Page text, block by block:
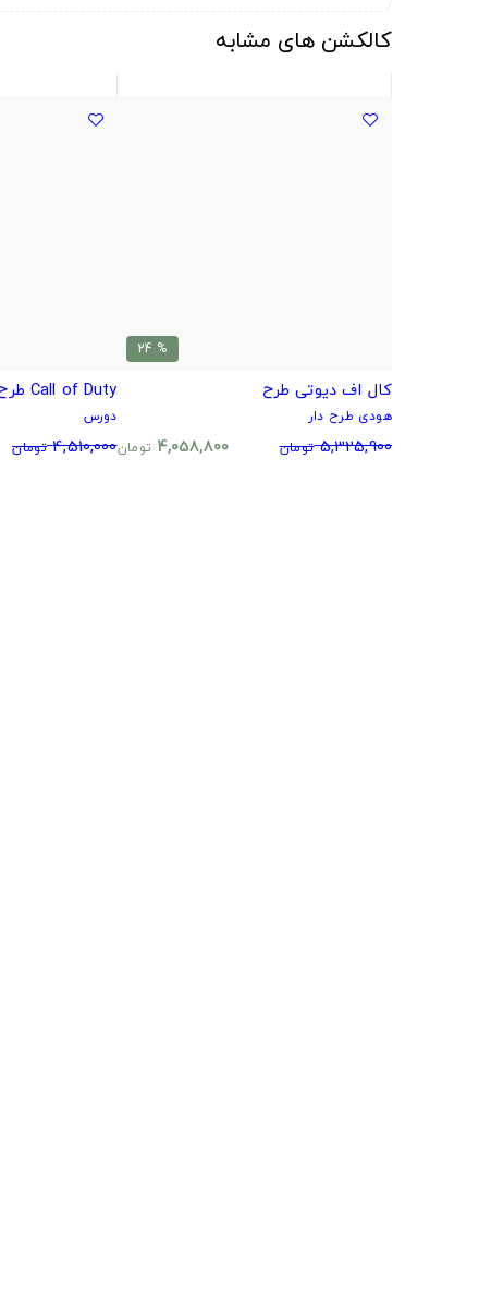
کالکشن های مشابه
% 24
کال اف دیوتی طرح
هودی طرح دار
5,325,900 تومان 4,058,800 تومان
Call of Duty طرح مدرن وارفر گوست
دورس
4,510,000 تومان